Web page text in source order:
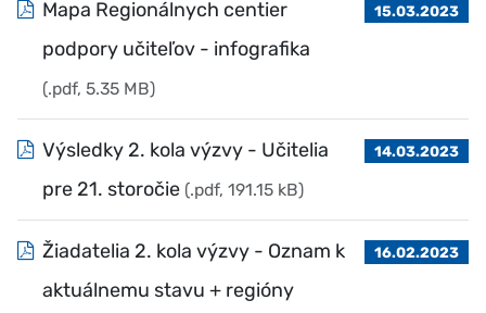
Mapa Regionálnych centier
podpory učiteľov - infografika
(.pdf, 5.35 MB)
15.03.2023
Výsledky 2. kola výzvy - Učitelia
pre 21. storočie (.pdf, 191.15 kB)
14.03.2023
Žiadatelia 2. kola výzvy - Oznam k
aktuálnemu stavu + regióny
16.02.2023